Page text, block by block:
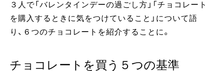
３人で「バレンタインデーの過ごし方」「チョコレート
を購入するときに気をつけていること」について語
り、６つのチョコレートを紹介することに。
チョコレートを買う５つの基準